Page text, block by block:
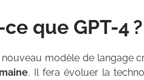
ce que GPT-4 ?
nouveau modèle de langage
. Il fera évoluer la